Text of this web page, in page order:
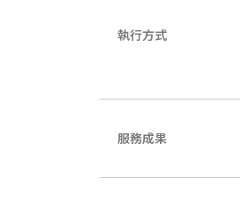
執行方式
服務成果